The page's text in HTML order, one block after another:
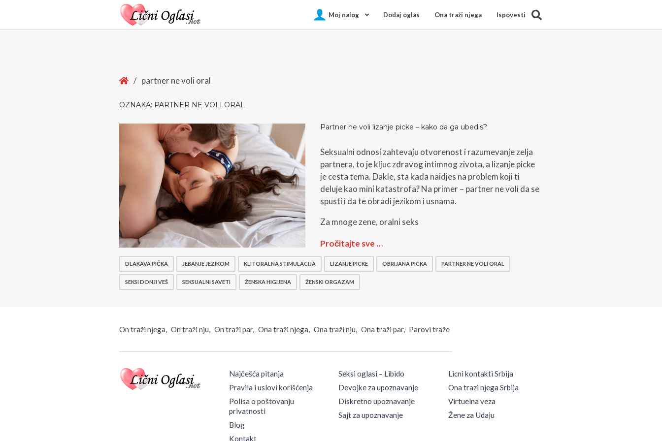
Moj nalog Dodaj oglas Ona traži njega Ispovesti
Home
/ partner ne voli oral
OZNAKA: PARTNER NE VOLI ORAL
Partner ne voli lizanje picke – kako da ga ubedis?
Seksualni odnosi zahtevaju otvorenost i razumevanje zelja
partnera, to je kljuc zdravog intimnog zivota, a lizanje picke
je cesta tema. Dakle, sta kada naidjes na problem koji ti
deluje kao mini katastrofa? Na primer – partner ne voli da se
spusti i da te obradi jezikom i usnama.
Za mnoge zene, oralni seks
P
t
n
e
v
l
Pročitajte sve …
DLAKAVA PIČKA JEBANJE JEZIKOM KLITORALNA STIMULACIJA LIZANJE PICKE OBRIJANA PICKA PARTNER NE VOLI ORAL
SEKSI DONJI VEŠ SEKSUALNI SAVETI ŽENSKA HIGIJENA ŽENSKI ORGAZAM
On traži njega On traži nju On traži par Ona traži njega Ona traži nju Ona traži par Parovi traže
Najčešća pitanja
Pravila i uslovi korišćenja
Polisa o poštovanju
privatnosti
Blog
Kontakt
Seksi oglasi – Libido
Devojke za upoznavanje
Diskretno upoznavanje
Sajt za upoznavanje
Licni kontakti Srbija
Ona trazi njega Srbija
Virtuelna veza
Žene za Udaju